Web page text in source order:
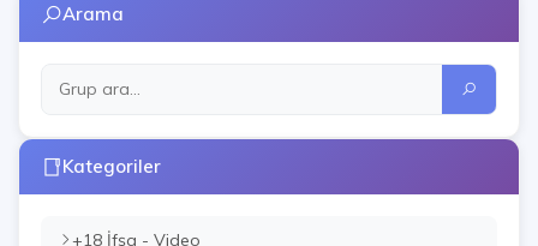
Arama
Kategoriler
+18 İfşa - Video